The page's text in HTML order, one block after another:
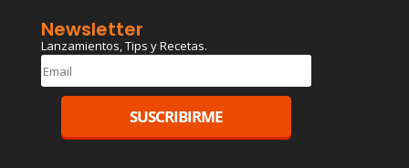
Newsletter
Lanzamientos, Tips y Recetas.